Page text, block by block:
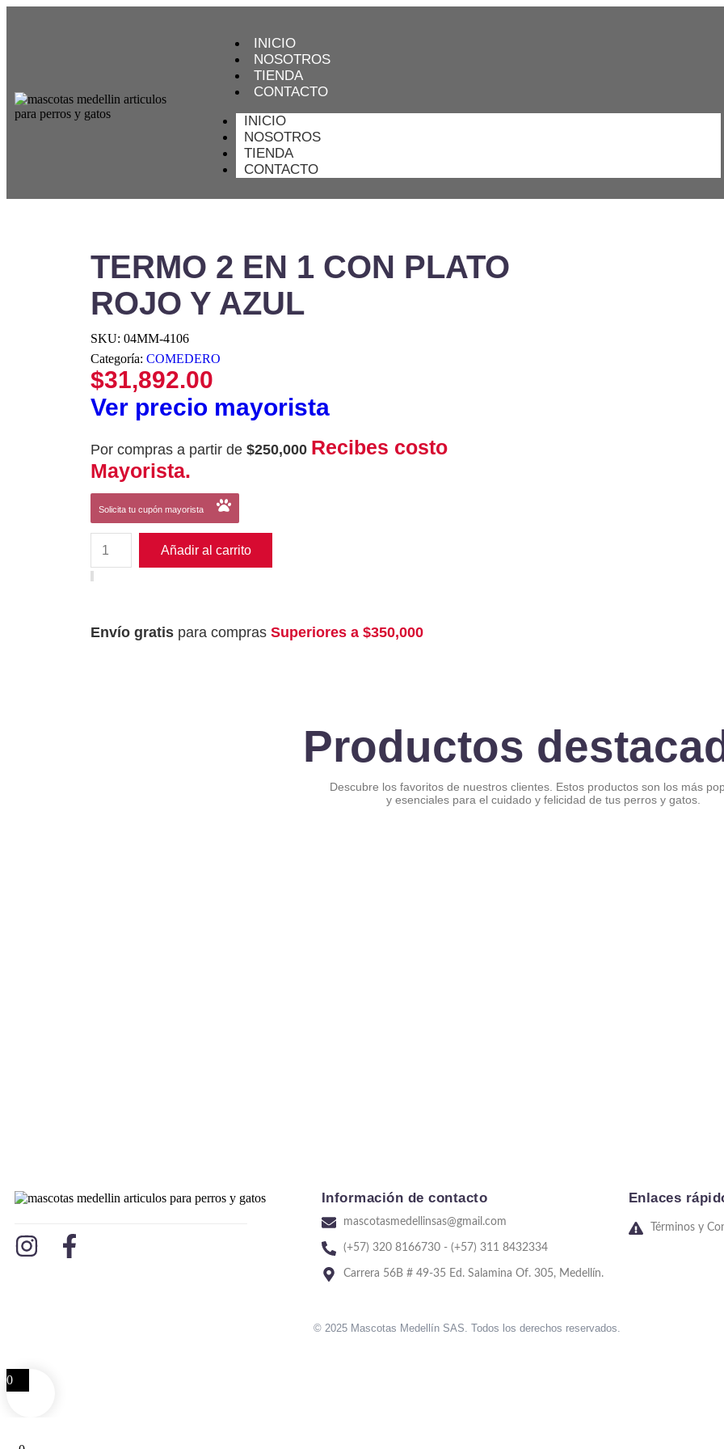
INICIO
NOSOTROS
TIENDA
CONTACTO
INICIO
NOSOTROS
TIENDA
CONTACTO
TERMO 2 EN 1 CON PLATO
ROJO Y AZUL
SKU: 04MM-4106
Categoría: COMEDERO
$31,892.00
Ver precio mayorista
Por compras a partir de $250,000 Recibes costo
Mayorista.
Solicita tu cupón mayorista
Añadir al carrito
Envío gratis para compras Superiores a $350,000
Productos
Descubre los favoritos de nuestros clientes. Estos productos son los más
y esenciales para el cuidado y felicidad de tus perros y gatos.
Información de contacto
mascotasmedellinsas@gmail.com
(+57) 320 8166730 - (+57) 311 8432334
Carrera 56B # 49-35 Ed. Salamina Of. 305, Medellín.
Enlaces
Términos y
© 2025 Mascotas Medellín SAS. Todos los derechos reservados.
0